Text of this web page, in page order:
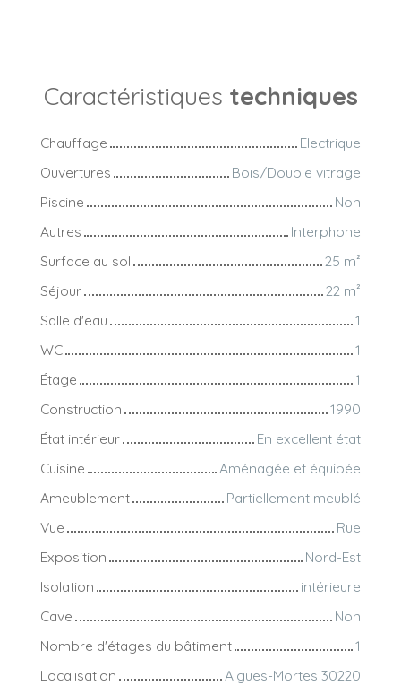
Caractéristiques techniques
Chauffage
Electrique
Ouvertures
Bois/Double vitrage
Piscine
Non
Autres
Interphone
Surface au sol
25 m²
Séjour
22 m²
Salle d'eau
1
WC
1
Étage
1
Construction
1990
État intérieur
En excellent état
Cuisine
Aménagée et équipée
Ameublement
Partiellement meublé
Vue
Rue
Exposition
Nord-Est
Isolation
intérieure
Cave
Non
Nombre d'étages du bâtiment
1
Localisation
Aigues-Mortes 30220